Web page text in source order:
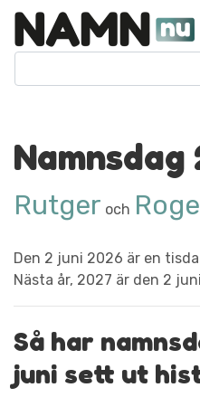
Rutger och
Den 2 juni 2026 är en
Nästa år, 2027 är den 2
Så har
juni sett ut